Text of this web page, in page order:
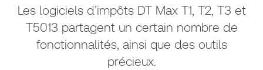
Les logiciels d’impôts DT Max T1, T2, T3 et
T5013 partagent un certain nombre de
fonctionnalités, ainsi que des outils
précieux.